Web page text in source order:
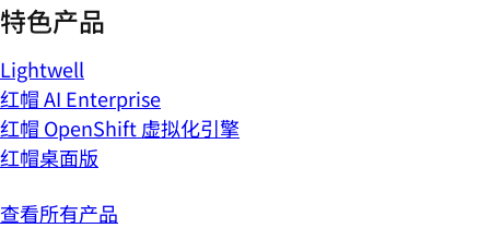
特色产品
Lightwell
红帽 AI Enterprise
红帽 OpenShift 虚拟化引擎
红帽桌面版
查看所有产品